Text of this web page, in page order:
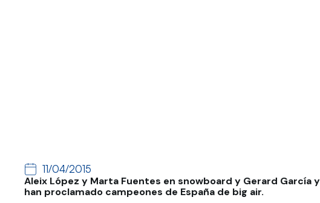
11/04/2015
Aleix López y Marta Fuentes en snowboard y Gerard García
han proclamado campeones de España de big air.